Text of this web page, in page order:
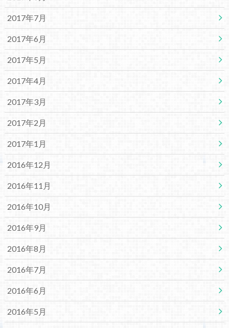
2017年7月
2017年6月
2017年5月
2017年4月
2017年3月
2017年2月
2017年1月
2016年12月
2016年11月
2016年10月
2016年9月
2016年8月
2016年7月
2016年6月
2016年5月